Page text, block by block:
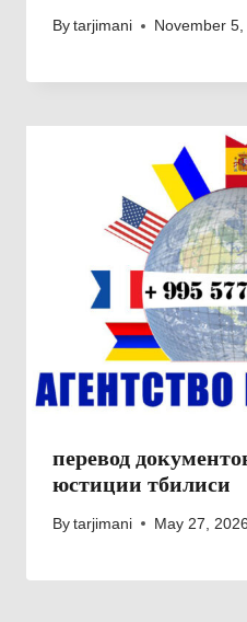
By tarjimani November 5,
перевод
юстиции тбилиси
By tarjimani May 27, 2026